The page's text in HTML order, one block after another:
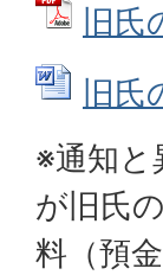
旧
旧
※通知と
が旧氏
料（預